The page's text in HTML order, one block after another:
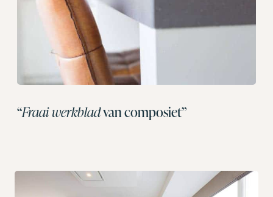
“Fraai werkbladvan composiet”